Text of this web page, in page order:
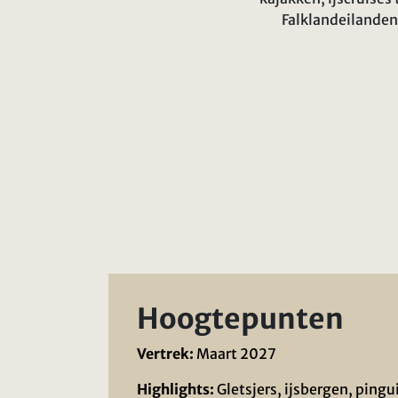
Hoogtepunten
Vertrek: Maart 2027
Highlights: Gletsjers, ijsbergen,